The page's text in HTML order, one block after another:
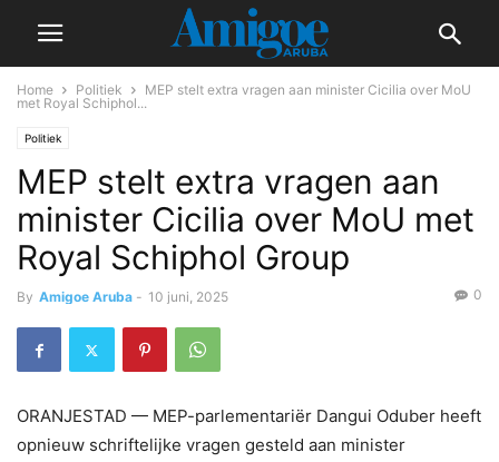
Home Politiek
MEP stelt extra vragen aan minister Cicilia over MoU
met Royal Schiphol...
Politiek
MEP stelt extra vragen aan
minister Cicilia over MoU met
Royal Schiphol Group
By Amigoe Aruba - 10 juni, 2025 0
ORANJESTAD — MEP-parlementariër Dangui Oduber heeft
opnieuw schriftelijke vragen gesteld aan minister